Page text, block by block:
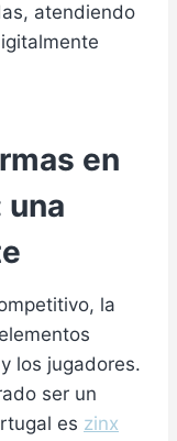
atendiendo
en
una
la
los jugadores.
ser un
es zinx